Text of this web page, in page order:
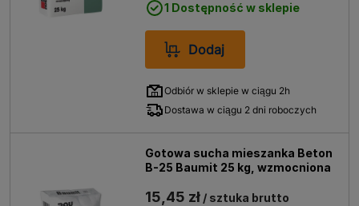
1 Dostępność w sklepie
Dodaj
Odbiór w sklepie w ciągu 2h
Dostawa w ciągu 2 dni roboczych
Gotowa sucha mieszanka Beton
B-25 Baumit 25 kg, wzmocniona
15,45 zł / sztuka brutto